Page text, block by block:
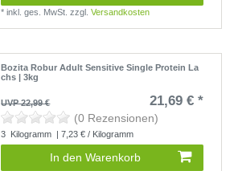
*inkl. ges. MwSt. zzgl.Versandkosten
Bozita Robur Adult Sensitive Single Protein La
chs | 3kg
UVP 22,99 € 21,69 € *
(0 Rezensionen)
3 Kilogramm | 7,23 € / Kilogramm
In den Warenkorb